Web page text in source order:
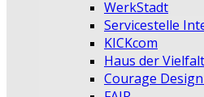
WerkStadt
Servicestelle
KICKcom
Haus der Vielfalt
Courage